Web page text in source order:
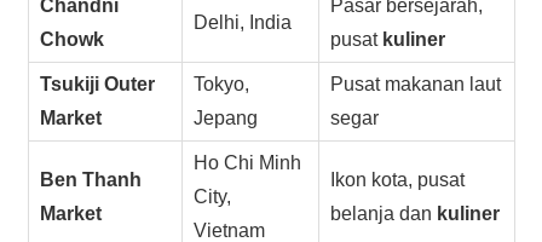
Chandni
Chowk
Delhi, India
Pasar bersejarah,
pusat kuliner
Tsukiji Outer
Market
Tokyo,
Jepang
Pusat makanan laut
segar
Ben Thanh
Market
Ho Chi Minh
City,
Vietnam
Ikon kota, pusat
belanja dan kuliner